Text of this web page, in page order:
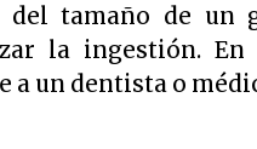
del tamaño de un
la ingestión. En
a un dentista o